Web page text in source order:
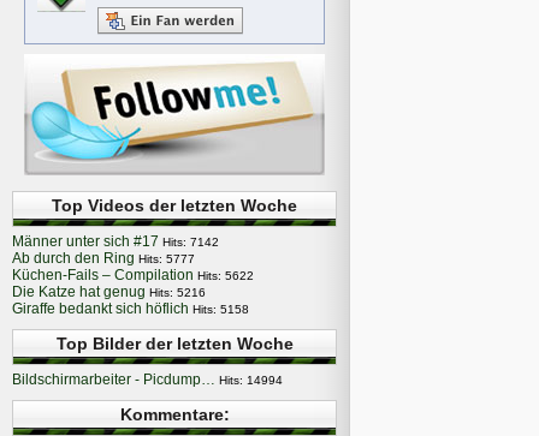
Top Videos der letzten Woche
Männer unter sich #17 Hits: 7142
Ab durch den Ring Hits: 5777
Küchen-Fails – Compilation Hits: 5622
Die Katze hat genug Hits: 5216
Giraffe bedankt sich höflich Hits: 5158
Top Bilder der letzten Woche
Bildschirmarbeiter - Picdump… Hits: 14994
Kommentare: